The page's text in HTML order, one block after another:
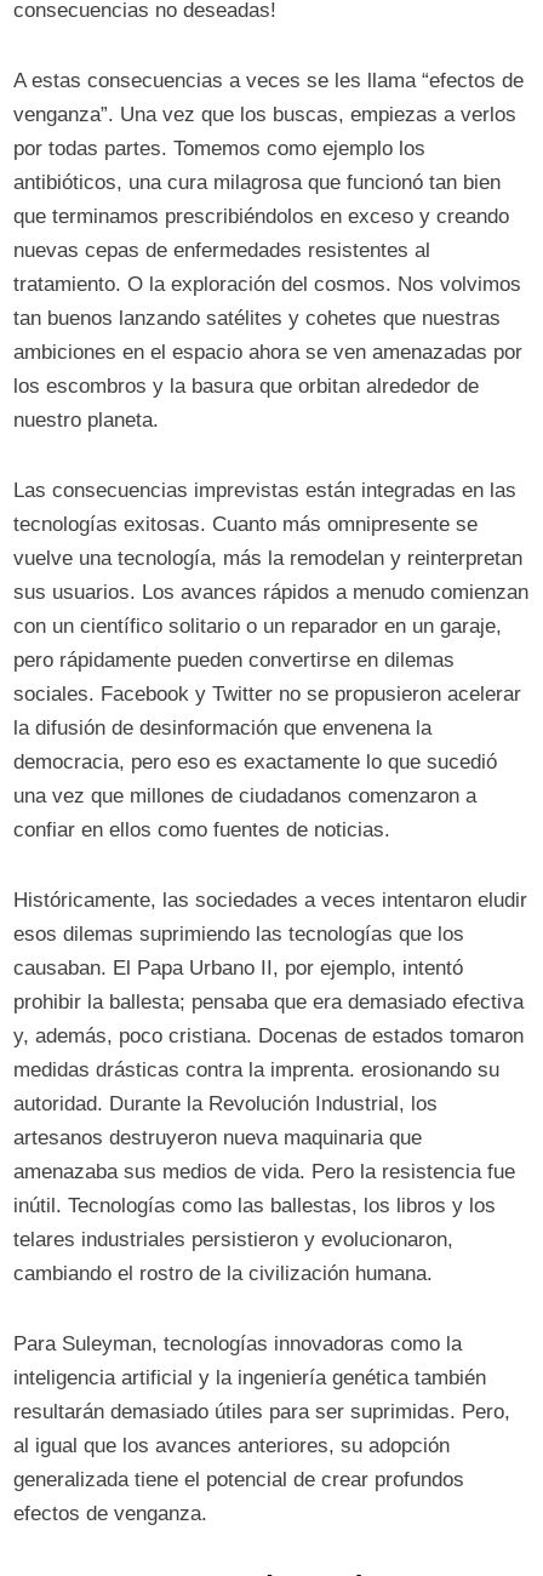
consecuencias no deseadas!
A estas consecuencias a veces se les llama “efectos de
venganza”. Una vez que los buscas, empiezas a verlos
por todas partes. Tomemos como ejemplo los
antibióticos, una cura milagrosa que funcionó tan bien
que terminamos prescribiéndolos en exceso y creando
nuevas cepas de enfermedades resistentes al
tratamiento. O la exploración del cosmos. Nos volvimos
tan buenos lanzando satélites y cohetes que nuestras
ambiciones en el espacio ahora se ven amenazadas por
los escombros y la basura que orbitan alrededor de
nuestro planeta.
Las consecuencias imprevistas están integradas en las
tecnologías exitosas. Cuanto más omnipresente se
vuelve una tecnología, más la remodelan y reinterpretan
sus usuarios. Los avances rápidos a menudo comienzan
con un científico solitario o un reparador en un garaje,
pero rápidamente pueden convertirse en dilemas
sociales. Facebook y Twitter no se propusieron acelerar
la difusión de desinformación que envenena la
democracia, pero eso es exactamente lo que sucedió
una vez que millones de ciudadanos comenzaron a
confiar en ellos como fuentes de noticias.
Históricamente, las sociedades a veces intentaron eludir
esos dilemas suprimiendo las tecnologías que los
causaban. El Papa Urbano II, por ejemplo, intentó
prohibir la ballesta; pensaba que era demasiado efectiva
y, además, poco cristiana. Docenas de estados tomaron
medidas drásticas contra la imprenta. erosionando su
autoridad. Durante la Revolución Industrial, los
artesanos destruyeron nueva maquinaria que
amenazaba sus medios de vida. Pero la resistencia fue
inútil. Tecnologías como las ballestas, los libros y los
telares industriales persistieron y evolucionaron,
cambiando el rostro de la civilización humana.
Para Suleyman, tecnologías innovadoras como la
inteligencia artificial y la ingeniería genética también
resultarán demasiado útiles para ser suprimidas. Pero,
al igual que los avances anteriores, su adopción
generalizada tiene el potencial de crear profundos
efectos de venganza.